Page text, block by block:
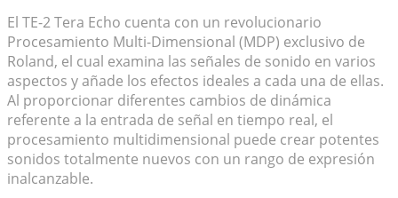
El TE-2 Tera Echo cuenta con un revolucionario
Procesamiento Multi-Dimensional (MDP) exclusivo de
Roland, el cual examina las señales de sonido en varios
aspectos y añade los efectos ideales a cada una de ellas.
Al proporcionar diferentes cambios de dinámica
referente a la entrada de señal en tiempo real, el
procesamiento multidimensional puede crear potentes
sonidos totalmente nuevos con un rango de expresión
inalcanzable.